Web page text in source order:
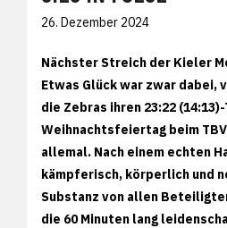
26. Dezember 2024
Nächster Streich der Kieler
Etwas Glück war zwar dabei,
die Zebras ihren 23:22
Weihnachtsfeiertag beim
allemal. Nach einem echten
kämpferisch, körperlich und
Substanz von allen
die 60 Minuten lang